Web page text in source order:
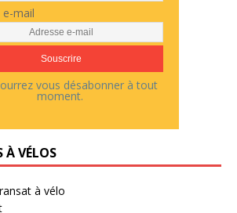
e-mail
vous désabonner à tout
moment.
À VÉLOS
à vélo